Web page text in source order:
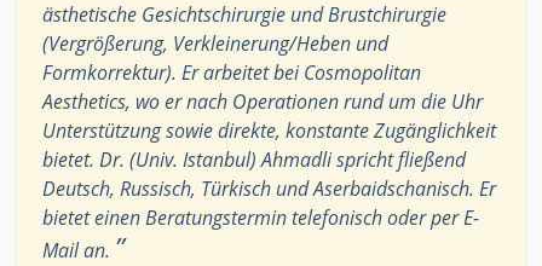
ästhetische Gesichtschirurgie und Brustchirurgie
(Vergrößerung, Verkleinerung/Heben und
Formkorrektur). Er arbeitet bei Cosmopolitan
Aesthetics, wo er nach Operationen rund um die Uhr
Unterstützung sowie direkte, konstante Zugänglichkeit
bietet. Dr. (Univ. Istanbul) Ahmadli spricht fließend
Deutsch, Russisch, Türkisch und Aserbaidschanisch. Er
bietet einen Beratungstermin telefonisch oder per E-
Mail an. ”